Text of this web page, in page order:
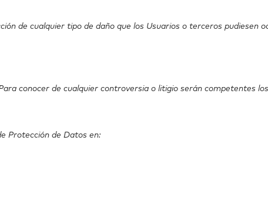
de cualquier tipo de daño que los Usuarios o terceros pudiesen
conocer de cualquier controversia o litigio serán competentes
Protección de Datos en: